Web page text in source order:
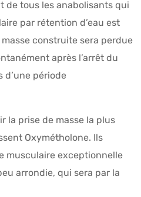
de tous les anabolisants qui
par rétention d’eau est
construite sera perdue
après l’arrêt du
d’une période
la prise de masse la plus
Oxymétholone. Ils
musculaire exceptionnelle
arrondie, qui sera par la